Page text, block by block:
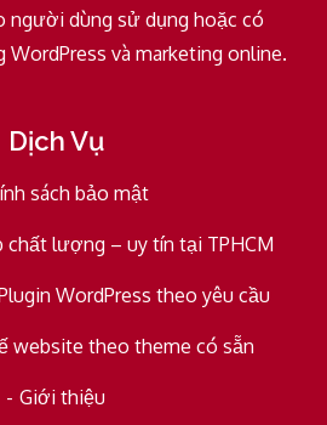
người dùng sử dụng hoặc có
WordPress và marketing online.
Dịch Vụ
sách bảo mật
chất lượng – uy tín tại TPHCM
WordPress theo yêu cầu
website theo theme có sẵn
Giới thiệu